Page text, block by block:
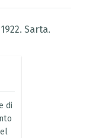
Sarta.
di